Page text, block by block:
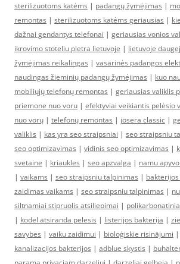
sterilizuotoms katėms | padangų žymėjimas |
remontas | sterilizuotoms katėms geriausias |
dažnai gendantys telefonai | geriausias vonios
ikrovimo stoteliu pletra lietuvoje | lietuvoje
žymėjimas reikalingas | vasarinės padangos
naudingas žieminių padangų žymėjimas | kuo
mobiliųjų telefonų remontas | geriausias valiklis
priemone nuo voru | efektyviai veikiantis pelėsio
nuo vorų | telefonų remontas | josera classic |
valiklis | kas yra seo straipsniai | seo straipsniu
seo optimizavimas | vidinis seo optimizavimas |
svetaine | kriaukles | seo apzvalga | namu
| vaikams | seo straipsniu talpinimas |
zaidimas vaikams | seo straipsniu talpinimas |
siltnamiai stipruolis atsiliepimai |
| kodel atsiranda pelesis | listerijos bakterija |
savybes | vaiku zaidimui | bioloģiskie risinājumi |
kanalizacijos bakterijos | adblue skystis |